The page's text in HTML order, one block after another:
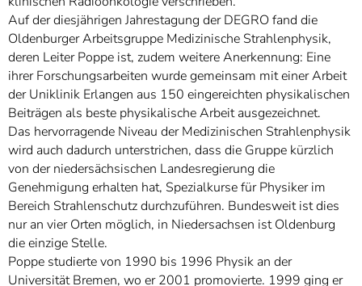
Auf der diesjährigen Jahrestagung der DEGRO fand die
Oldenburger Arbeitsgruppe Medizinische Strahlenphysik,
deren Leiter Poppe ist, zudem weitere Anerkennung: Eine
ihrer Forschungsarbeiten wurde gemeinsam mit einer Arbeit
der Uniklinik Erlangen aus 150 eingereichten physikalischen
Beiträgen als beste physikalische Arbeit ausgezeichnet.
Das hervorragende Niveau der Medizinischen Strahlenphysik
wird auch dadurch unterstrichen, dass die Gruppe kürzlich
von der niedersächsischen Landesregierung die
Genehmigung erhalten hat, Spezialkurse für Physiker im
Bereich Strahlenschutz durchzuführen. Bundesweit ist dies
nur an vier Orten möglich, in Niedersachsen ist Oldenburg
die einzige Stelle.
Poppe studierte von 1990 bis 1996 Physik an der
Universität Bremen, wo er 2001 promovierte. 1999 ging er